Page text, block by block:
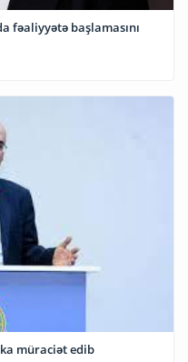
fəaliyyətə başlamasını
müraciət edib